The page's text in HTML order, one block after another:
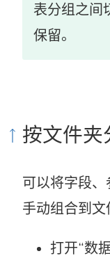
表分组之间
保留。
按文件夹
可以将字段、
手动组合到文
打开“数